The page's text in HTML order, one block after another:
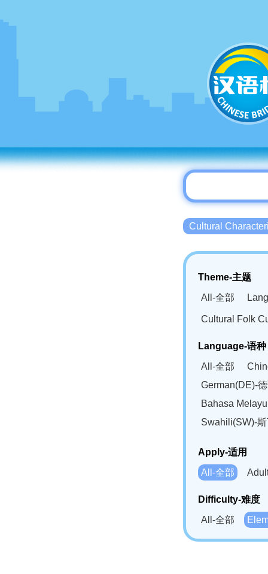
Cultural
Theme-主题
All-全部
Cultural Folk
Language-语种
All-全部
German(DE)-
Bahasa
Swahili(SW)-
Apply-适用
All-全部
Difficulty-难度
All-全部